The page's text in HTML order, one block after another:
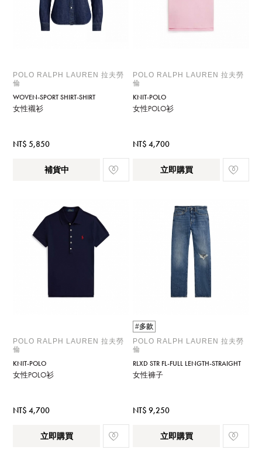
POLO RALPH LAUREN 拉夫勞
倫
WOVEN-SPORT SHIRT-SHIRT
女性襯衫
NT$ 5,850
補貨中
POLO RALPH LAUREN 拉夫勞
倫
KNIT-POLO
女性POLO衫
NT$ 4,700
立即購買
POLO RALPH LAUREN 拉夫勞
倫
KNIT-POLO
女性POLO衫
NT$ 4,700
立即購買
#多款
POLO RALPH LAUREN 拉夫勞
倫
RLXD STR FL-FULL LENGTH-STRAIGHT
女性褲子
NT$ 9,250
立即購買